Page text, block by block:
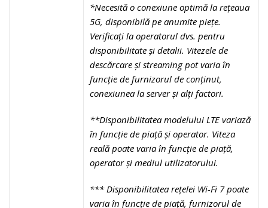
*Necesită o conexiune optimă la rețeaua
5G, disponibilă pe anumite piețe.
Verificați la operatorul dvs. pentru
disponibilitate și detalii. Vitezele de
descărcare și streaming pot varia în
funcție de furnizorul de conținut,
conexiunea la server și alți factori.
**Disponibilitatea modelului LTE variază
în funcție de piață și operator. Viteza
reală poate varia în funcție de piață,
operator și mediul utilizatorului.
*** Disponibilitatea rețelei Wi-Fi 7 poate
varia în funcție de piață, furnizorul de